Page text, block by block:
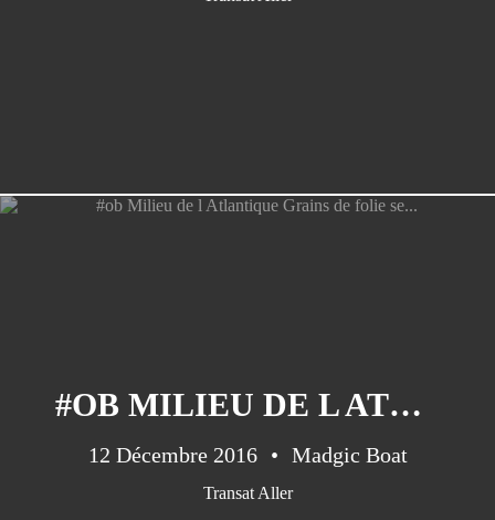
#OB MILIEU DE L ATLANTIQUE GRAINS DE FOLIE SE...
12 Décembre 2016 Madgic Boat
Transat Aller